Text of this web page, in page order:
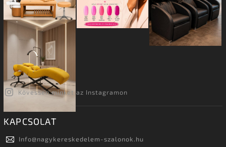
Kövessen minket az Instagramon
KAPCSOLAT
Info@nagykereskedelem-szalonok.hu